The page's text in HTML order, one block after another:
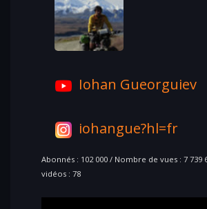
Iohan Gueorguiev
iohangue?hl=fr
Abonnés : 102 000 / Nombre de vues : 7 739
vidéos : 78